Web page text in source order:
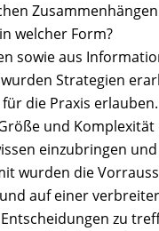
welcher Form?
sowie aus
Strategien
die Praxis
und
einzubringen
wurden die
auf einer
zu